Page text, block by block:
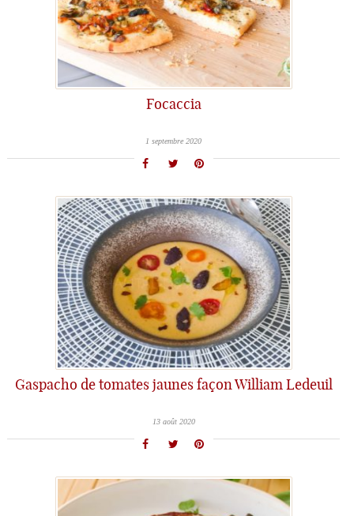
Focaccia
1 septembre 2020
Gaspacho de tomates jaunes façon William Ledeuil
13 août 2020